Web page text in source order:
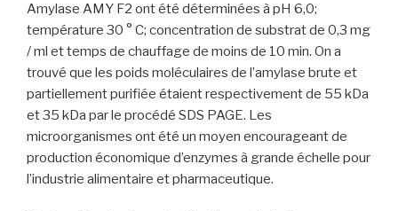
Amylase AMY F2 ont été déterminées à pH 6,0;
température 30 ° C; concentration de substrat de 0,3 mg
/ ml et temps de chauffage de moins de 10 min. On a
trouvé que les poids moléculaires de l’amylase brute et
partiellement purifiée étaient respectivement de 55 kDa
et 35 kDa par le procédé SDS PAGE. Les
microorganismes ont été un moyen encourageant de
production économique d’enzymes à grande échelle pour
l’industrie alimentaire et pharmaceutique.